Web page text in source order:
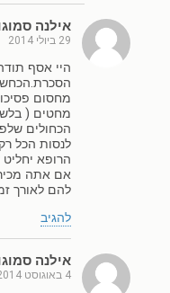
אילנה
29 ביולי 2014
היי אסף
מחסום
מחטים (
הכחולים
לנסות הכל
הרופא
אם אתה
להם לאורך
להגיב
אילנה
4 באוגוסט 2014